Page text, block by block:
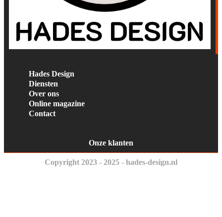
Hades Design
Diensten
Over ons
Online magazine
Contact
Onze klanten
Copyright 2023 - 2025 - hades-design.nl